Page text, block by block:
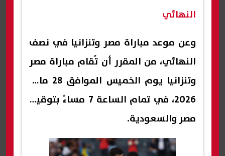
النهائي
وعن موعد مباراة مصر وتنزانيا في نصف
النهائي، من المقرر أن تُقام مباراة مصر
وتنزانيا يوم الخميس الموافق 28 مايو
2026، في تمام الساعة 7 مساءً بتوقيت
مصر والسعودية.